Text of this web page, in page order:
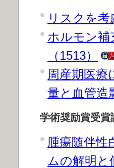
リスクを
ホルモン補
（1513）
周産期医療
量と血管造
学術奨励賞受賞
腫瘍随伴性
ムの解明と